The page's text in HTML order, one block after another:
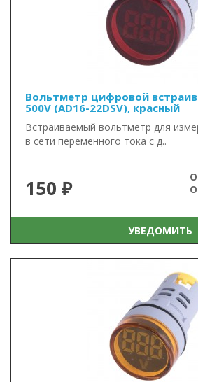
Вольтметр цифровой
500V (AD16-22DSV), красный
Встраиваемый вольтметр для
в сети переменного тока с д..
150 ₽
УВЕДОМИТЬ